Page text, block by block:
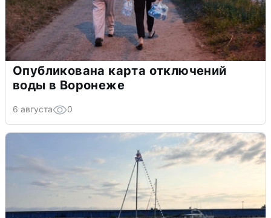
Опубликована карта отключений
воды в Воронеже
6 августа 0